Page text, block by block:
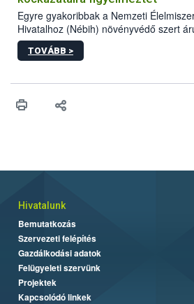
Egyre gyakoribbak a Nemzeti
Hivatalhoz (Nébih) növényvédő szert
honlapok kapcsán érkező bejelentések.
termékeket kínáló kéretlen online reklámok mennyisége is
összegyűjtötte az illegális növényvédő
vásárlás kockázatait.
TOVÁBB >
Hivatalunk
Bemutatkozás
Szervezeti felépítés
Gazdálkodási adatok
Felügyeleti szervünk
Projektek
Kapcsolódó linkek